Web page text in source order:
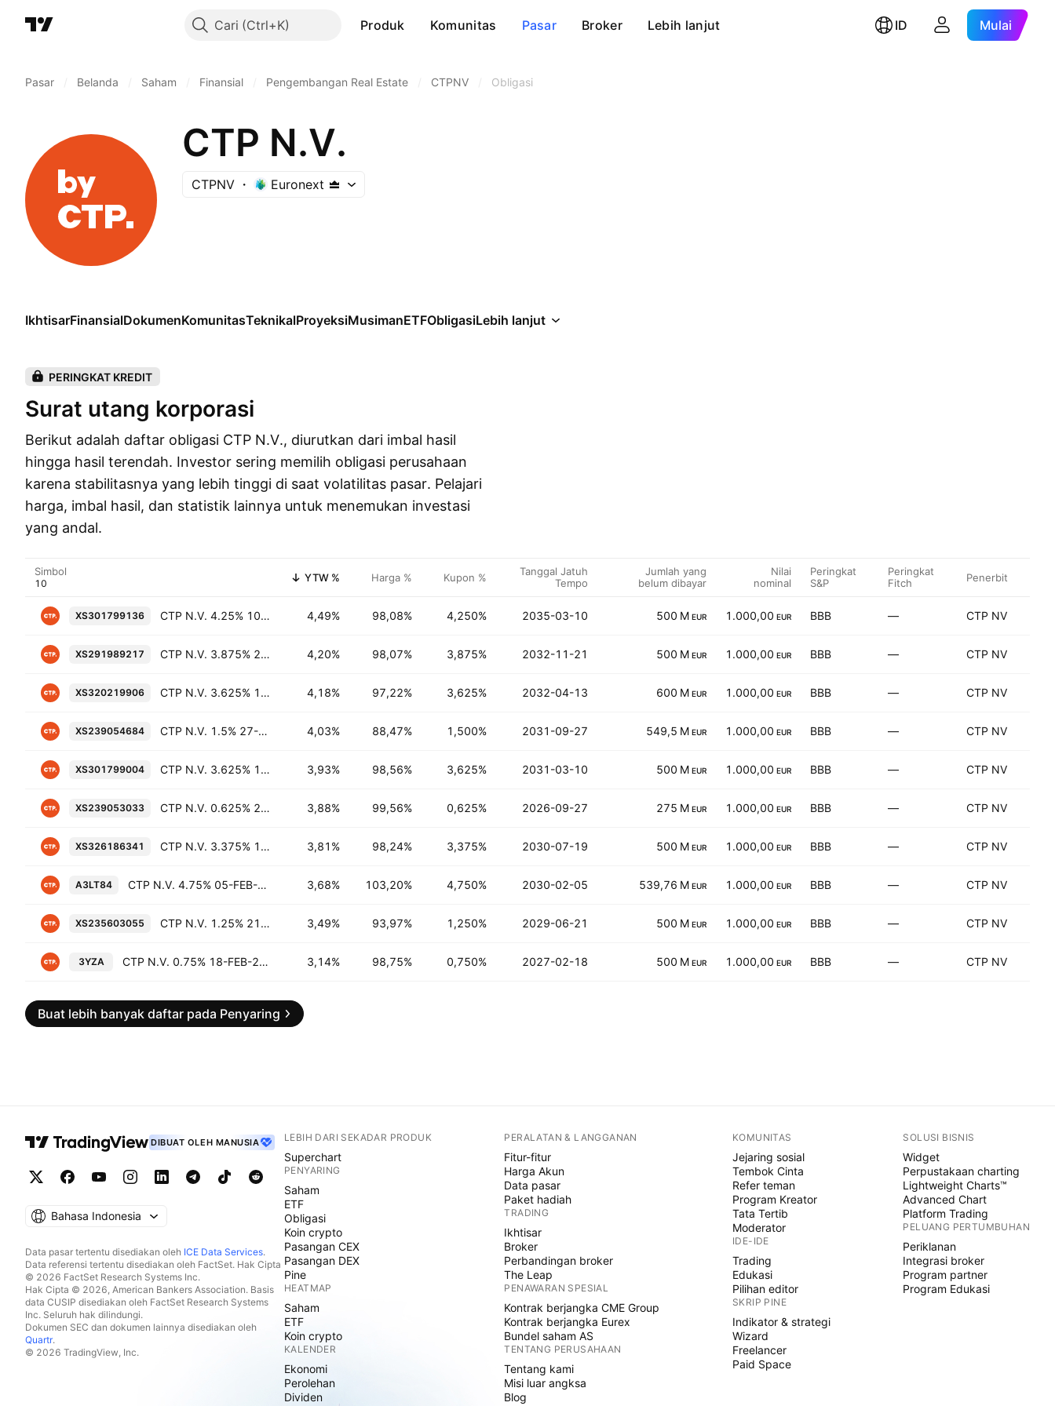
Cari Produk Komunitas Pasar Broker Lebih lanjut ID Mulai
Pasar Belanda Saham Finansial Pengembangan Real Estate CTPNV Obligasi
CTP N.V.
CTPNV Euronext
IkhtisarFinansialDokumenKomunitasTeknikalProyeksiMusimanETFObligasiLebih lanjut
PERINGKAT KREDIT
Surat utang korporasi
Berikut adalah daftar obligasi CTP N.V., diurutkan dari imbal hasil
hingga hasil terendah. Investor sering memilih obligasi perusahaan
karena stabilitasnya yang lebih tinggi di saat volatilitas pasar. Pelajari
harga, imbal hasil, dan statistik lainnya untuk menemukan investasi
yang andal.
Simbol YTW % Harga % Kupon %
Tanggal Jatuh
Tempo
Jumlah yang
belum dibayar
Nilai
nominal
Peringkat
S&P
Peringkat
Fitch
Penerbit
XS301799136 CTP N.V. 4.25% 10-MAR-2035 4,49% 98,08% 4,250% 2035-03-10 500 M EUR 1.000,00 EUR BBB — CTP NV
XS291989217 CTP N.V. 3.875% 21-NOV-2032 4,20% 98,07% 3,875% 2032-11-21 500 M EUR 1.000,00 EUR BBB — CTP NV
XS320219906 CTP N.V. 3.625% 13-APR-2032 4,18% 97,22% 3,625% 2032-04-13 600 M EUR 1.000,00 EUR BBB — CTP NV
XS239054684 CTP N.V. 1.5% 27-SEP-2031 4,03% 88,47% 1,500% 2031-09-27 549,5 M EUR 1.000,00 EUR BBB — CTP NV
XS301799004 CTP N.V. 3.625% 10-MAR-2031 3,93% 98,56% 3,625% 2031-03-10 500 M EUR 1.000,00 EUR BBB — CTP NV
XS239053033 CTP N.V. 0.625% 27-SEP-2026 3,88% 99,56% 0,625% 2026-09-27 275 M EUR 1.000,00 EUR BBB — CTP NV
XS326186341 CTP N.V. 3.375% 19-JUL-2030 3,81% 98,24% 3,375% 2030-07-19 500 M EUR 1.000,00 EUR BBB — CTP NV
A3LT84 CTP N.V. 4.75% 05-FEB-2030 3,68% 103,20% 4,750% 2030-02-05 539,76 M EUR 1.000,00 EUR BBB — CTP NV
XS235603055 CTP N.V. 1.25% 21-JUN-2029 3,49% 93,97% 1,250% 2029-06-21 500 M EUR 1.000,00 EUR BBB — CTP NV
3YZA CTP N.V. 0.75% 18-FEB-2027 3,14% 98,75% 0,750% 2027-02-18 500 M EUR 1.000,00 EUR BBB — CTP NV
Buat lebih banyak daftar pada Penyaring
DIBUAT OLEH MANUSIA
Bahasa Indonesia
Data pasar tertentu disediakan oleh ICE Data Services.
Data referensi tertentu disediakan oleh FactSet. Hak Cipta
© 2026 FactSet Research Systems Inc.
Hak Cipta © 2026, American Bankers Association. Basis
data CUSIP disediakan oleh FactSet Research Systems
Inc. Seluruh hak dilindungi.
Dokumen SEC dan dokumen lainnya disediakan oleh
Quartr.
© 2026 TradingView, Inc.
LEBIH DARI SEKADAR PRODUK
Superchart
PENYARING
Saham
ETF
Obligasi
Koin crypto
Pasangan CEX
Pasangan DEX
Pine
HEATMAP
Saham
ETF
Koin crypto
KALENDER
Ekonomi
Perolehan
Dividen
PERALATAN & LANGGANAN
Fitur-fitur
Harga Akun
Data pasar
Paket hadiah
TRADING
Ikhtisar
Broker
Perbandingan broker
The Leap
PENAWARAN SPESIAL
Kontrak berjangka CME Group
Kontrak berjangka Eurex
Bundel saham AS
TENTANG PERUSAHAAN
Tentang kami
Misi luar angksa
Blog
KOMUNITAS
Jejaring sosial
Tembok Cinta
Refer teman
Program Kreator
Tata Tertib
Moderator
IDE-IDE
Trading
Edukasi
Pilihan editor
SKRIP PINE
Indikator & strategi
Wizard
Freelancer
Paid Space
SOLUSI BISNIS
Widget
Perpustakaan charting
Lightweight Charts™
Advanced Chart
Platform Trading
PELUANG PERTUMBUHAN
Periklanan
Integrasi broker
Program partner
Program Edukasi